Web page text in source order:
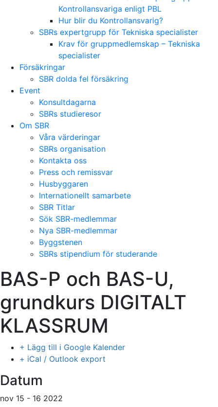
Kontrollansvariga enligt PBL
Hur blir du Kontrollansvarig?
SBRs expertgrupp för Tekniska specialister
Krav för gruppmedlemskap – Tekniska
specialister
Försäkringar
SBR dolda fel försäkring
Event
Konsultdagarna
SBRs studieresor
Om SBR
Våra värderingar
SBRs organisation
Kontakta oss
Press och remissvar
Husbyggaren
Internationellt samarbete
SBR Titlar
Sök SBR-medlemmar
Nya SBR-medlemmar
Byggstenen
SBRs stipendium för studerande
BAS-P och BAS-U,
grundkurs DIGITALT
KLASSRUM
+ Lägg till i Google Kalender
+ iCal / Outlook export
Datum
nov 15 - 16 2022